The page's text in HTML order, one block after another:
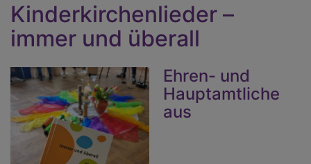
Kinderkirchenlieder –
immer und überall
Ehren- und
Hauptamtliche
aus